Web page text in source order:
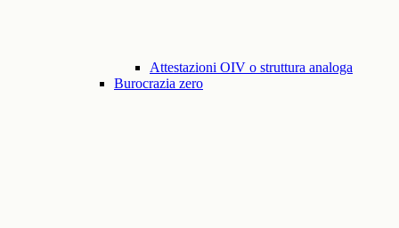
Attestazioni OIV o struttura analoga
Burocrazia zero